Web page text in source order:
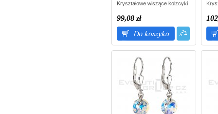
Kryształowe wiszące kolzcyki
- półkula.
Opakowanie: przeźroczyste
pudełko W PREZENCIE.
99,08 zł
-